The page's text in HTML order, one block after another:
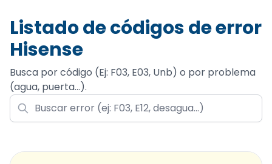
Listado de códigos de error
Hisense
Busca por código (Ej: F03, E03, Unb) o por problema
(agua, puerta...).